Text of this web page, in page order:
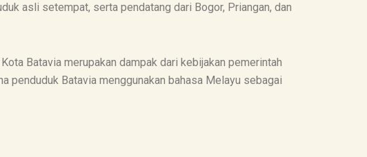
asli setempat, serta pendatang dari Bogor, Priangan, dan
Batavia merupakan dampak dari kebijakan pemerintah
penduduk Batavia menggunakan bahasa Melayu sebagai